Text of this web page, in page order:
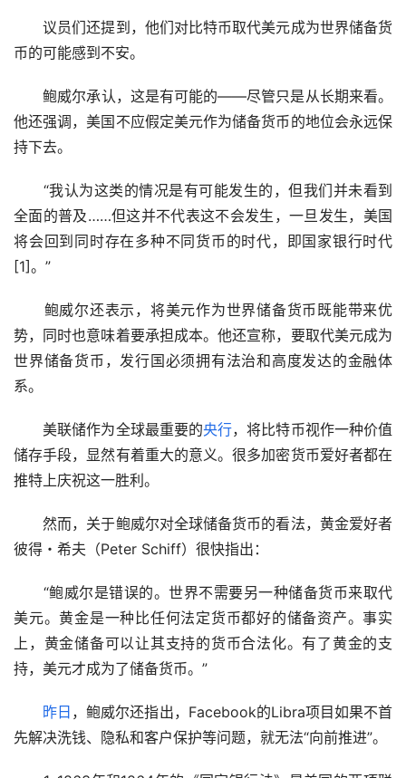
议员们还提到，他们对比特币取代美元成为世界储备货
币的可能感到不安。
鲍威尔承认，这是有可能的――尽管只是从长期来看。
他还强调，美国不应假定美元作为储备货币的地位会永远保
持下去。
“我认为这类的情况是有可能发生的，但我们并未看到
全面的普及……但这并不代表这不会发生，一旦发生，美国
将会回到同时存在多种不同货币的时代，即国家银行时代
[1]。”
鲍威尔还表示，将美元作为世界储备货币既能带来优
势，同时也意味着要承担成本。他还宣称，要取代美元成为
世界储备货币，发行国必须拥有法治和高度发达的金融体
系。
美联储作为全球最重要的央行，将比特币视作一种价值
储存手段，显然有着重大的意义。很多加密货币爱好者都在
推特上庆祝这一胜利。
然而，关于鲍威尔对全球储备货币的看法，黄金爱好者
彼得・希夫（Peter Schiff）很快指出：
“鲍威尔是错误的。世界不需要另一种储备货币来取代
美元。黄金是一种比任何法定货币都好的储备资产。事实
上，黄金储备可以让其支持的货币合法化。有了黄金的支
持，美元才成为了储备货币。”
昨日 ，鲍威尔还指出，Facebook的Libra项目如果不首
先解决洗钱、隐私和客户保护等问题，就无法“向前推进”。